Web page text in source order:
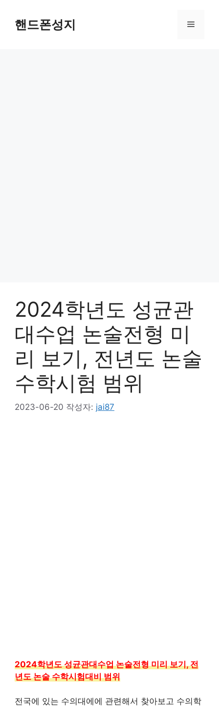
핸드폰성지 메
2024학년도 성균관
대수업 논술전형 미
리 보기, 전년도 논술
수학시험 범위
2023-06-20 작성자: jai87
2024학년도 성균관대수업 논술전형 미리 보기, 전
년도 논술 수학시험대비 범위
전국에 있는 수의대에에 관련해서 찾아보고 수의학